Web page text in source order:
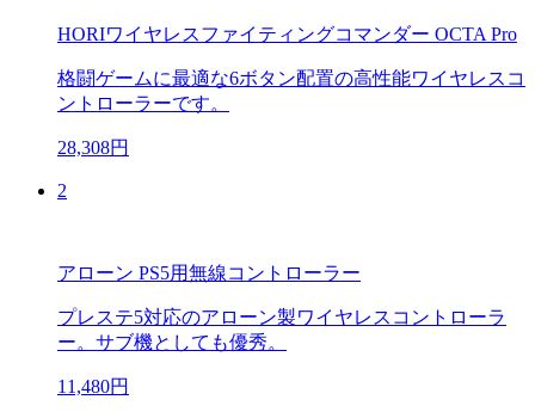
HORIワイヤレスファイティングコマンダー OCTA Pro
格闘ゲームに最適な6ボタン配置の高性能ワイヤレスコ
ントローラーです。
28,308円
2
アローン PS5用無線コントローラー
プレステ5対応のアローン製ワイヤレスコントローラ
ー。サブ機としても優秀。
11,480円